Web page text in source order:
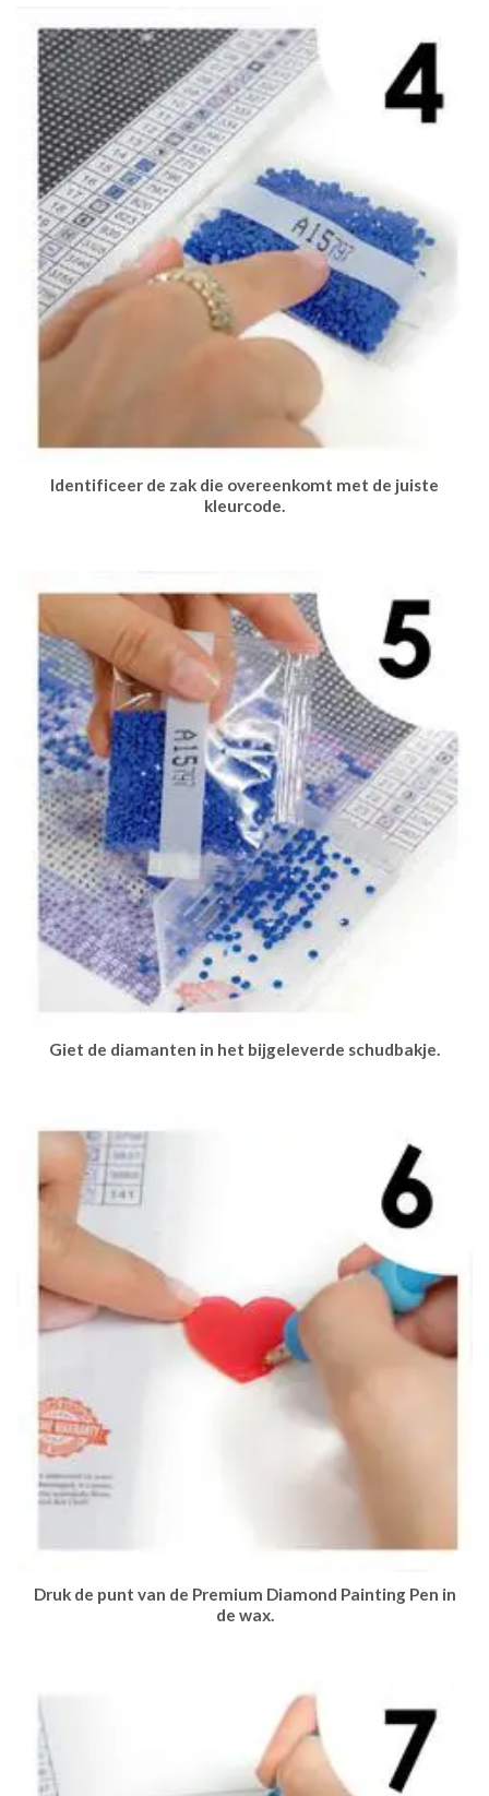
Identificeer de zak die overeenkomt met de juiste
kleurcode.
Giet de diamanten in het bijgeleverde schudbakje.
Druk de punt van de Premium Diamond Painting Pen in
de wax.